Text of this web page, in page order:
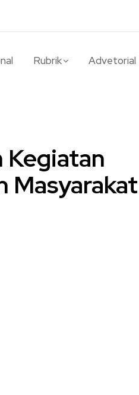
Rubrik Advetorial
Kegiatan
Masyarakat